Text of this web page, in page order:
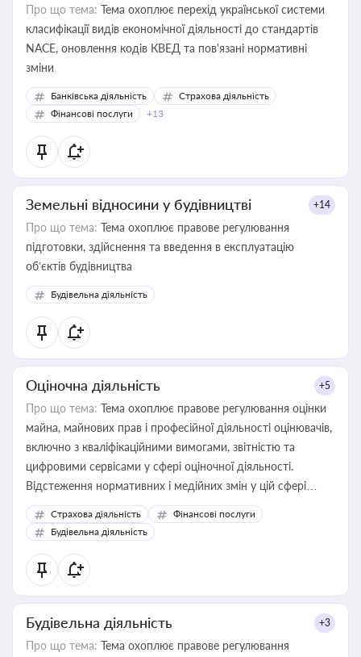
Про що тема: Тема охоплює перехід української системи
класифікації видів економічної діяльності до стандартів
NACE, оновлення кодів КВЕД та пов'язані нормативні
зміни
Банківська діяльність
Страхова діяльність
Фінансові послуги
+13
Земельні відносини у будівництві +14
Про що тема: Тема охоплює правове регулювання
підготовки, здійснення та введення в експлуатацію
об’єктів будівництва
Будівельна діяльність
Оціночна діяльність +5
Про що тема: Тема охоплює правове регулювання оцінки
майна, майнових прав і професійної діяльності оцінювачів,
включно з кваліфікаційними вимогами, звітністю та
цифровими сервісами у сфері оціночної діяльності.
Відстеження нормативних і медійних змін у цій сфері
корисне для власника бізнесу, керівника, юриста або
бухгалтера під час оподаткування, приватизації, оренди
державного майна, корпоративних угод і перевірки
статусу суб'єктів оціночної діяльності
Страхова діяльність
Фінансові послуги
Будівельна діяльність
Будівельна діяльність +3
Про що тема: Тема охоплює правове регулювання